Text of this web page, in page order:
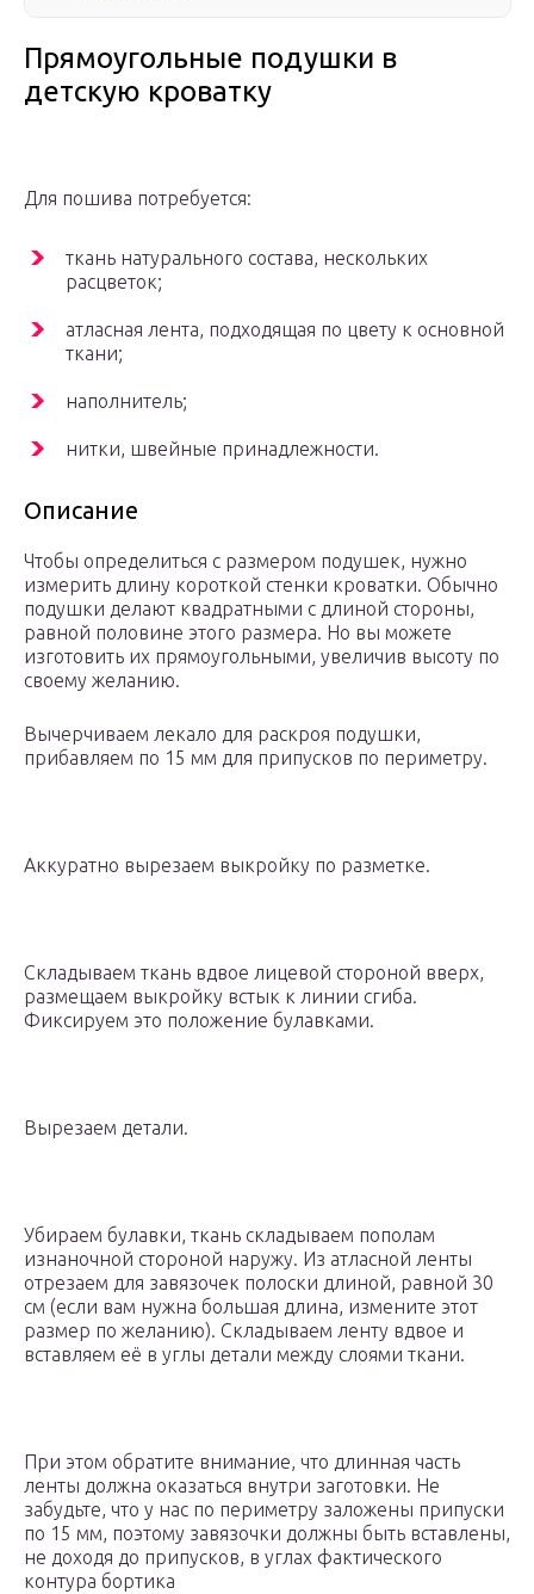
Прямоугольные подушки в
детскую кроватку
Для пошива потребуется:
ткань натурального состава, нескольких
расцветок;
атласная лента, подходящая по цвету к основной
ткани;
наполнитель;
нитки, швейные принадлежности.
Описание
Чтобы определиться с размером подушек, нужно
измерить длину короткой стенки кроватки. Обычно
подушки делают квадратными с длиной стороны,
равной половине этого размера. Но вы можете
изготовить их прямоугольными, увеличив высоту по
своему желанию.
Вычерчиваем лекало для раскроя подушки,
прибавляем по 15 мм для припусков по периметру.
Аккуратно вырезаем выкройку по разметке.
Складываем ткань вдвое лицевой стороной вверх,
размещаем выкройку встык к линии сгиба.
Фиксируем это положение булавками.
Вырезаем детали.
Убираем булавки, ткань складываем пополам
изнаночной стороной наружу. Из атласной ленты
отрезаем для завязочек полоски длиной, равной 30
см (если вам нужна большая длина, измените этот
размер по желанию). Складываем ленту вдвое и
вставляем её в углы детали между слоями ткани.
При этом обратите внимание, что длинная часть
ленты должна оказаться внутри заготовки. Не
забудьте, что у нас по периметру заложены припуски
по 15 мм, поэтому завязочки должны быть вставлены,
не доходя до припусков, в углах фактического
контура бортика